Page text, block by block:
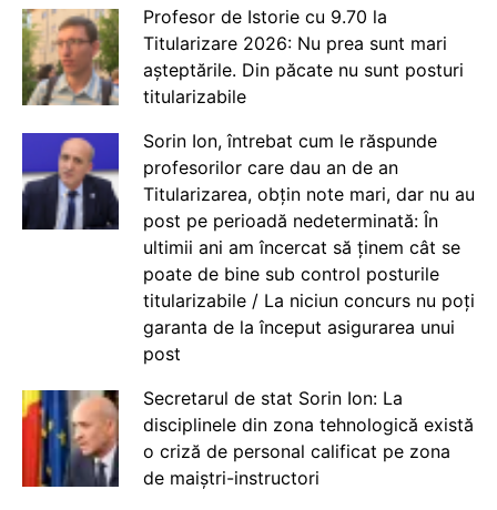
Profesor de Istorie cu 9.70 la
Titularizare 2026: Nu prea sunt mari
așteptările. Din păcate nu sunt posturi
titularizabile
Sorin Ion, întrebat cum le răspunde
profesorilor care dau an de an
Titularizarea, obțin note mari, dar nu au
post pe perioadă nedeterminată: În
ultimii ani am încercat să ținem cât se
poate de bine sub control posturile
titularizabile / La niciun concurs nu poți
garanta de la început asigurarea unui
post
Secretarul de stat Sorin Ion: La
disciplinele din zona tehnologică există
o criză de personal calificat pe zona
de maiștri-instructori